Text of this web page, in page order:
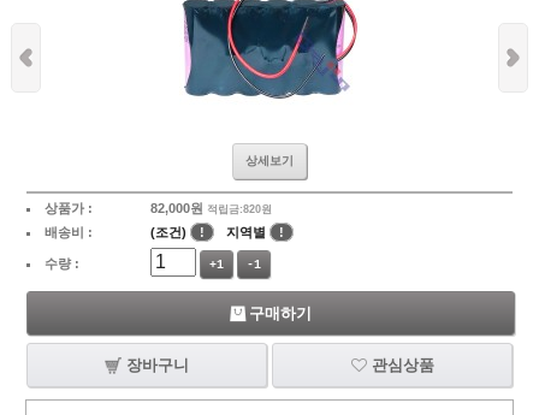
상세보기
상품가 : 82,000원 적립금:820원
배송비 : (조건) ! 지역별 !
수량 : +1 -1
구매하기
장바구니 관심상품